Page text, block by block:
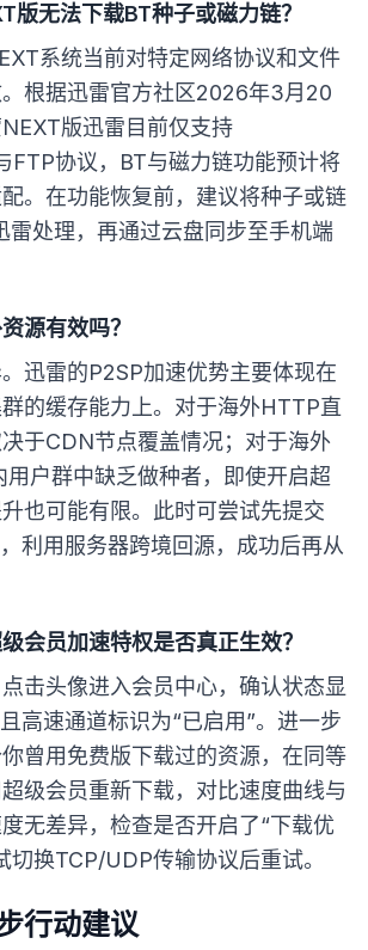
版无法下载BT种子或磁力链？
系统当前对特定网络协议和文件
根据迅雷官方社区2026年3月20
版迅雷目前仅支持
FTP协议，BT与磁力链功能预计将
。在功能恢复前，建议将种子或链
雷处理，再通过云盘同步至手机端
源有效吗？
迅雷的P2SP加速优势主要体现在
的缓存能力上。对于海外HTTP直
于CDN节点覆盖情况；对于海外
用户群中缺乏做种者，即使开启超
也可能有限。此时可尝试先提交
利用服务器跨境回源，成功后再从
会员加速特权是否真正生效？
击头像进入会员中心，确认状态显
高速通道标识为“已启用”。进一步
曾用免费版下载过的资源，在同等
级会员重新下载，对比速度曲线与
无差异，检查是否开启了“下载优
切换TCP/UDP传输协议后重试。
行动建议